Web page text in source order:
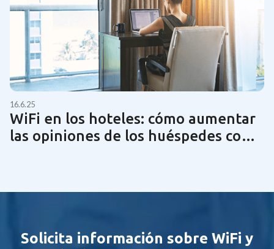
16.6.25
WiFi en los hoteles: cómo aumentar
las opiniones de los huéspedes con
Solicita información sobre WiFi y